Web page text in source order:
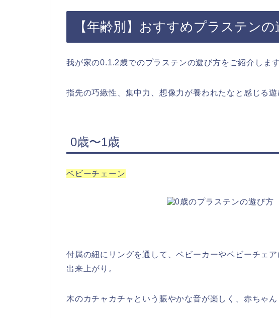
【年齢別】おすすめプラステンの
我が家の0.1.2歳でのプラステンの遊び方をご紹介します
指先の巧緻性、集中力、想像力が養われたなと感じる遊
0歳〜1歳
ベビーチェーン
付属の紐にリングを通して、ベビーカーやベビーチェ
出来上がり。
木のカチャカチャという賑やかな音が楽しく、赤ちゃん